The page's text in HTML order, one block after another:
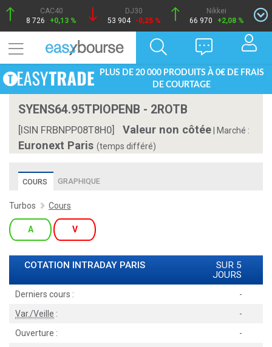
CAC40
8 726
+0,13 %
DJ30
53 904 -0,25 %
Nikkei
66 970
+2,08 %
PLUS DE 20 000 PRODUITS À 0€ DE FRAIS
DE COURTAGE
SYENS64.95TPIOPENB - 2ROTB
[ISIN FRBNPP08T8H0] Valeur non côtée Marché :
Euronext Paris (temps différé)
COURS GRAPHIQUE
Turbos Cours
A V
COTATION INTRADAY PARIS
SUR 5
JOURS
Derniers cours :
-
Var./Veille :
-
Ouverture :
-